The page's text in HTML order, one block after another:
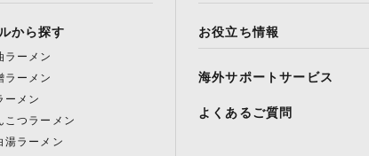
から探す
ラーメン
ラーメン
ーメン
こつラーメン
湯ラーメン
お役立ち情報
海外サポートサービス
よくあるご質問